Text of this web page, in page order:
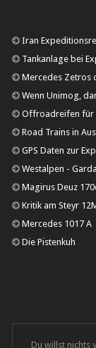
Iran
Tankanlage bei
Mercedes Zetros
Wenn Unimog,
Offroadreifen für
Road Trains in
GPS Daten zur
Westalpen -
Magirus Deuz
Kritik am Steyr
Mercedes 1017 A
Die Pistenkuh
Du willst nichts